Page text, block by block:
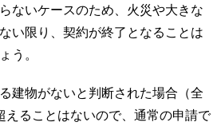
ないケースのため、火災や大きな
い限り、契約が終了となることは
う。
建物がないと判断された場合（全
えることはないので、通常の申請で